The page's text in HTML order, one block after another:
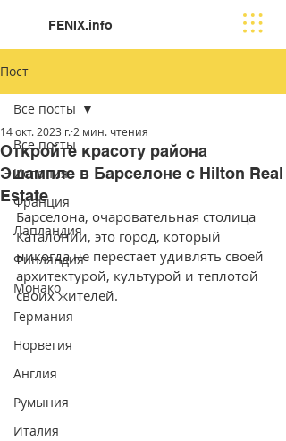
FENIX.info
Пост
Все посты
Испания
Франция
Лапландия
Финляндия
Moнако
Германия
Норвегия
Англия
Румыния
Италия
Все посты
Откройте красоту района
Эшампле в Барселоне с Hilton Real
Estate
14 окт. 2023 г. 2 мин. чтения
Барселона, очаровательная столица
Каталонии, это город, который
никогда не перестает удивлять своей
архитектурой, культурой и теплотой
своих жителей.